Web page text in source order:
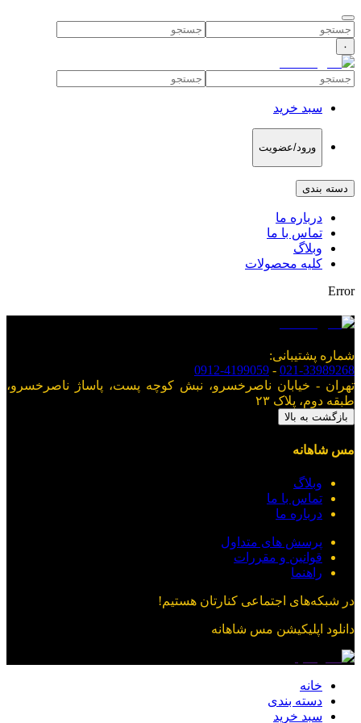
۰
سبد خرید
ورود/عضویت
دسته بندی
درباره ما
تماس با ما
وبلاگ
کلیه محصولات
Error
شماره پشتیبانی:
021-33989268
-
0912-4199059
تهران - خیابان ناصرخسرو، نبش کوچه پست، پاساژ ناصرخسرو،
طبقه دوم، پلاک ۲۳
بازگشت به بالا
مس شاهانه
وبلاگ
تماس با ما
درباره ما
پرسش های متداول
قوانین و مقررات
راهنما
در شبکه‌های اجتماعی کنارتان هستیم!
دانلود اپلیکیشن مس شاهانه
خانه
دسته بندی
سبد خرید